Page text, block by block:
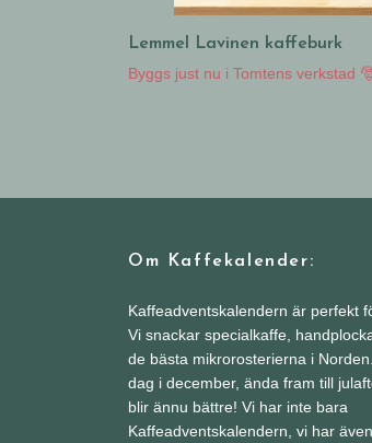
Lemmel Lavinen kaffeburk
Byggs just nu i Tomtens verkstad 🎅
Om Kaffekalender:
Kaffeadventskalendern är perfekt
Vi snackar specialkaffe,
de bästa mikrorosterierna i
dag i december, ända fram till
blir ännu bättre! Vi har inte bara
Kaffeadventskalendern, vi har